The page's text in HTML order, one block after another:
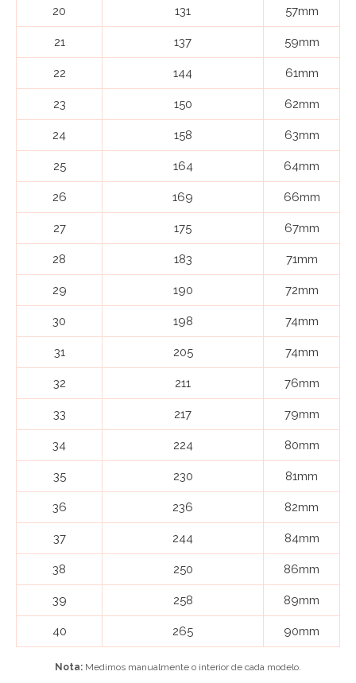
20 131 57mm
21 137 59mm
22 144 61mm
23 150 62mm
24 158 63mm
25 164 64mm
26 169 66mm
27 175 67mm
28 183 71mm
29 190 72mm
30 198 74mm
31 205 74mm
32 211 76mm
33 217 79mm
34 224 80mm
35 230 81mm
36 236 82mm
37 244 84mm
38 250 86mm
39 258 89mm
40 265 90mm
Nota: Medimos manualmente o interior de cada modelo.